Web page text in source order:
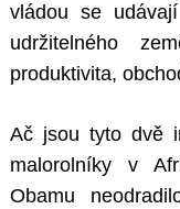
vládou se
udržitelného
produktivita,
Ač jsou tyto dvě
malorolníky v
Obamu